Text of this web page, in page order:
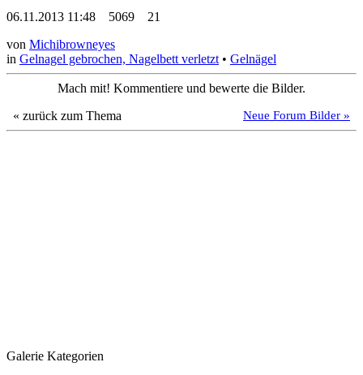
06.11.2013 11:48 5069
21
von Michibrowneyes
in Gelnagel gebrochen, Nagelbett verletzt • Gelnägel
Mach mit! Kommentiere und bewerte die Bilder.
« zurück zum Thema
Neue Forum Bilder »
Galerie Kategorien